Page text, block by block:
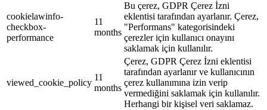
cookielawinfo-
checkbox-
performance
11
months
Bu çerez, GDPR Çerez İzni
eklentisi tarafından ayarlanır. Çerez,
"Performans" kategorisindeki
çerezler için kullanıcı onayını
saklamak için kullanılır.
viewed_cookie_policy
11
months
Çerez, GDPR Çerez İzni eklentisi
tarafından ayarlanır ve kullanıcının
çerez kullanımına izin verip
vermediğini saklamak için kullanılır.
Herhangi bir kişisel veri saklamaz.